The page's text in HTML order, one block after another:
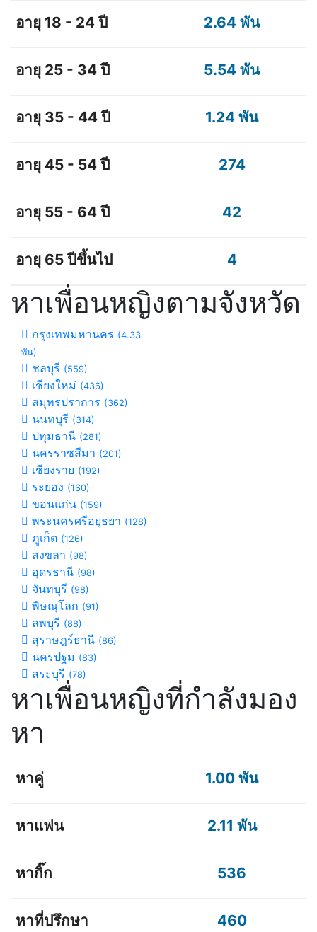
2.64 พัน
5.54 พัน
1.24 พัน
274
42
4
หาเพื่อนหญิงตามจังหวัด
กรุงเทพมหานคร (4.33
พัน)
ชลบุรี (559)
เชียงใหม่ (436)
สมุทรปราการ (362)
นนทบุรี (314)
ปทุมธานี (281)
นครราชสีมา (201)
เชียงราย (192)
ระยอง (160)
ขอนแก่น (159)
พระนครศรีอยุธยา (128)
ภูเก็ต (126)
สงขลา (98)
อุดรธานี (98)
จันทบุรี (98)
พิษณุโลก (91)
ลพบุรี (88)
สุราษฎร์ธานี (86)
นครปฐม (83)
สระบุรี (78)
หาเพื่อนหญิงที่กำลังมอง
หา
1.00 พัน
2.11 พัน
536
460